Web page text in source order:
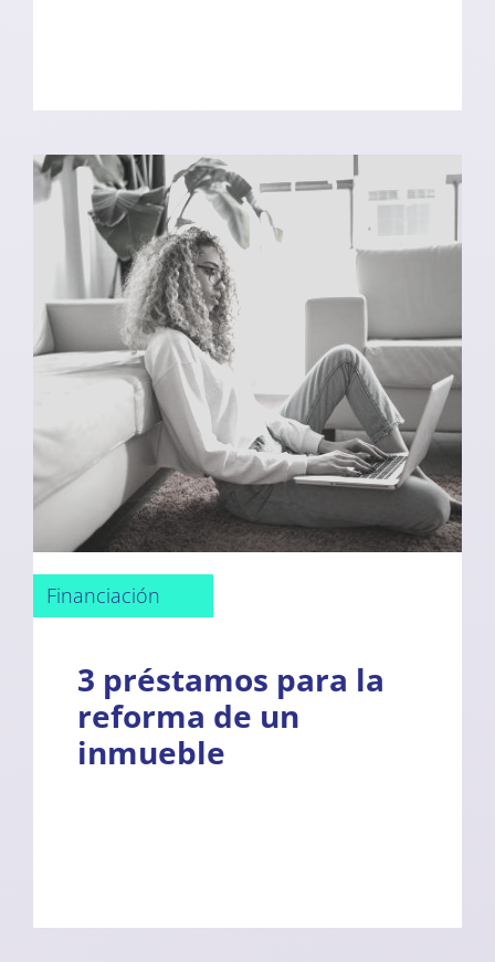
Financiación
3 préstamos para la
reforma de un
inmueble